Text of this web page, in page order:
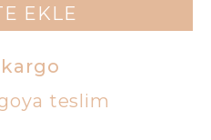
EKLE
teslim